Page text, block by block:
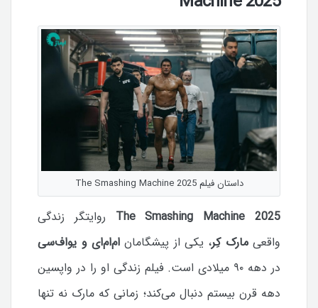
داستان فیلم The Smashing Machine 2025
The Smashing Machine 2025 روایتگر زندگی
واقعیمارک کِر، یکی از پیشگامانام‌ام‌ای و یو‌اف‌سی
در دهه ۹۰ میلادی است. فیلم زندگی او را در واپسین
دهه قرن بیستم دنبال می‌کند؛ زمانی که مارک نه تنها